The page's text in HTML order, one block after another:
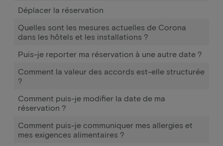
Déplacer la réservation
Quelles sont les mesures actuelles de Corona
dans les hôtels et les installations ?
Puis-je reporter ma réservation à une autre date ?
Comment la valeur des accords est-elle structurée
?
Comment puis-je modifier la date de ma
réservation ?
Comment puis-je communiquer mes allergies et
mes exigences alimentaires ?